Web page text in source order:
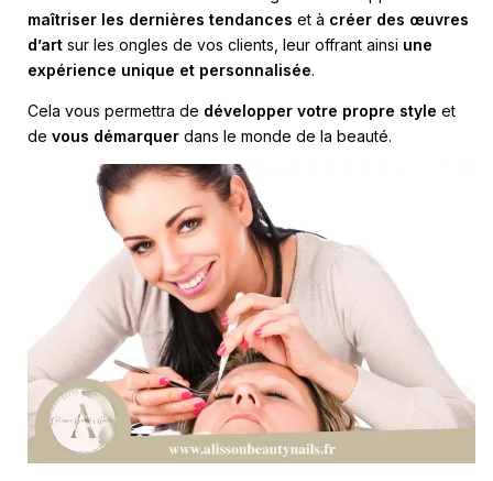
maîtriser les dernières tendances et à créer des œuvres
d’art sur les ongles de vos clients, leur offrant ainsi une
expérience unique et personnalisée.
Cela vous permettra de développer votre propre style et
de vous démarquer dans le monde de la beauté.